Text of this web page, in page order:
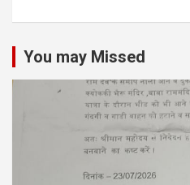
You may Missed